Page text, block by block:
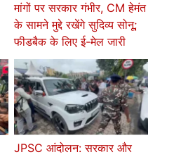
मांगों पर सरकार गंभीर, CM हेमंत
के सामने मुद्दे रखेंगे सुदिव्य सोनू;
फीडबैक के लिए ई-मेल जारी
JPSC आंदोलन: सरकार और